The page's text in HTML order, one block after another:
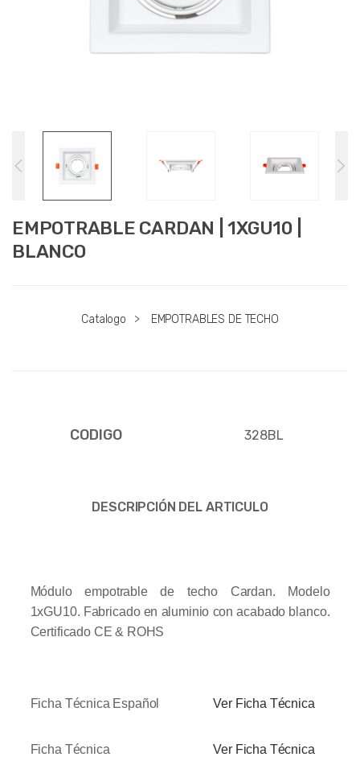
EMPOTRABLE CARDAN | 1XGU10 |
BLANCO
Catalogo > EMPOTRABLES DE TECHO
CODIGO 328BL
DESCRIPCIÓN DEL ARTICULO
Módulo empotrable de techo Cardan. Modelo
1xGU10. Fabricado en aluminio con acabado blanco.
Certificado CE & ROHS
Ficha Técnica Español Ver Ficha Técnica
Ficha Técnica
Ver Ficha Técnica